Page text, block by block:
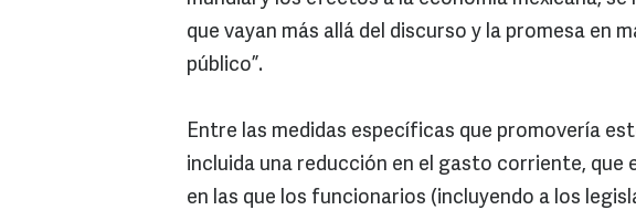
que vayan más allá del discurso y la promesa en
público”.
Entre las medidas específicas que promovería
incluida una reducción en el gasto corriente, que
en las que los funcionarios (incluyendo a los